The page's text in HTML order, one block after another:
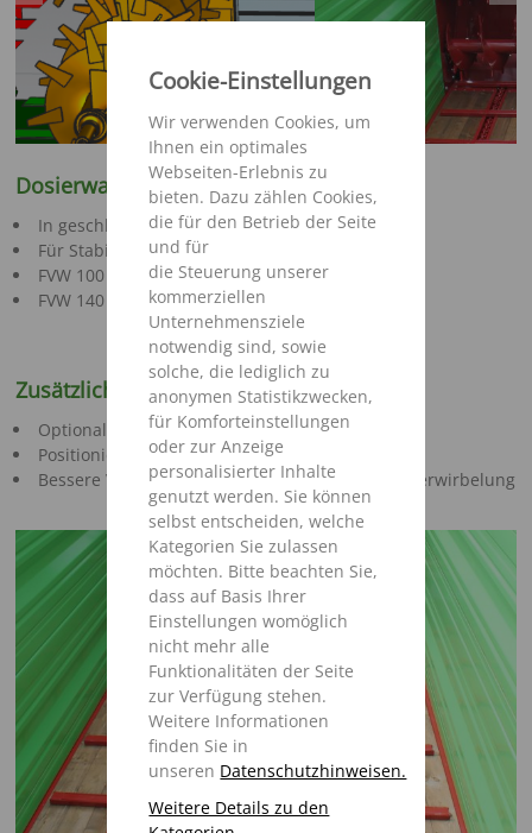
Cookie-Einstellungen
Wir verwenden Cookies, um
Ihnen ein optimales
Webseiten-Erlebnis zu
bieten. Dazu zählen Cookies,
die für den Betrieb der Seite
und für
die Steuerung unserer
kommerziellen
Unternehmensziele
notwendig sind, sowie
solche, die lediglich zu
anonymen Statistikzwecken,
für Komforteinstellungen
oder zur Anzeige
personalisierter Inhalte
genutzt werden. Sie können
selbst entscheiden, welche
Kategorien Sie zulassen
möchten. Bitte beachten Sie,
dass auf Basis Ihrer
Einstellungen womöglich
nicht mehr alle
Funktionalitäten der Seite
zur Verfügung stehen.
Weitere Informationen
finden Sie in
unseren Datenschutzhinweisen.
Weitere Details zu den
Dosierwalzen serienmäßig
In geschlossenem Kasten montiert
Für Stabilität und lange Lebensdauer
FVW 100 & 120 2 Walzen
FVW 140 & 160 3 Walzen
Zusätzliche Misch-und Dosierwalze
Optional bei FVW 100 & 120
Positionierung über dem Querförderband
Bessere Vermischung des Futters durch mehr Verwirbelung